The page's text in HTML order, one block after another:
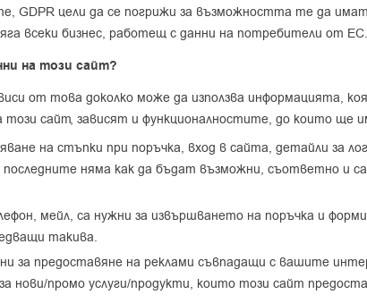
GDPR цели да се погрижи за възможността те да
всеки бизнес, работещ с данни на потребители от ЕС.
на този сайт?
от това доколко може да използва информацията,
този сайт, зависят и функционалностите, до които ще
на стъпки при поръчка, вход в сайта, детайли за
няма как да бъдат възможни, съответно и
мейл, са нужни за извършването на поръчка и
такива.
за предоставяне на реклами съвпадащи с вашите
нови/промо услуги/продукти, които този сайт